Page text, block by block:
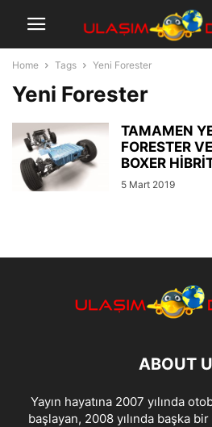
Home Tags Yeni Forester
Yeni Forester
TAMAMEN
FORESTER
BOXER
5 Mart 2019
ABOUT
Yayın hayatına 2007 yılında
başlayan, 2008 yılında başka